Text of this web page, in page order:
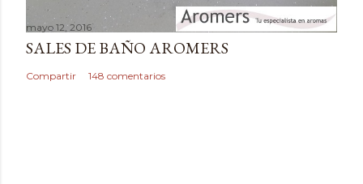
mayo 12, 2016
SALES DE BAÑO AROMERS
Compartir 148 comentarios